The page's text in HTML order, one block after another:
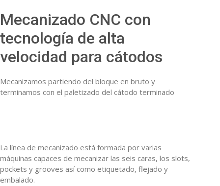
Mecanizado CNC con
tecnología de alta
velocidad para cátodos
Mecanizamos partiendo del bloque en bruto y
terminamos con el paletizado del cátodo terminado
La línea de mecanizado está formada por varias
máquinas capaces de mecanizar las seis caras, los slots,
pockets y grooves así como etiquetado, flejado y
embalado.